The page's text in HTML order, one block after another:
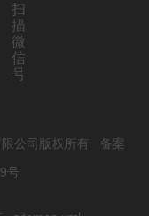
扫
描
微
信
号
公司版权所有 备案
号